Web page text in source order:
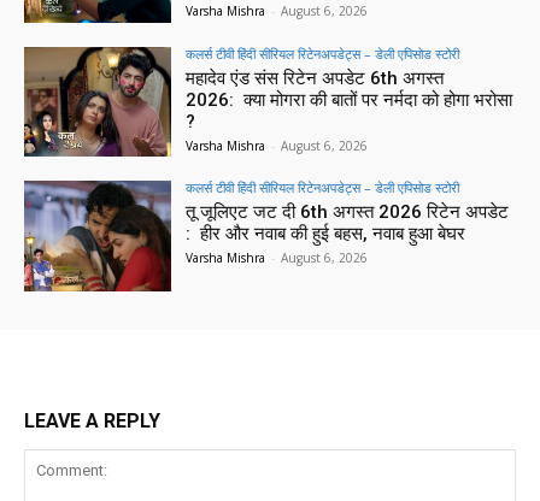
Varsha Mishra - August 6, 2026
कलर्स टीवी हिंदी सीरियल रिटेनअपडेट्स – डेली एपिसोड स्टोरी
महादेव एंड संस रिटेन अपडेट 6th अगस्त
2026: क्या मोगरा की बातों पर नर्मदा को होगा भरोसा
?
Varsha Mishra - August 6, 2026
कलर्स टीवी हिंदी सीरियल रिटेनअपडेट्स – डेली एपिसोड स्टोरी
तू जूलिएट जट दी 6th अगस्त 2026 रिटेन अपडेट
: हीर और नवाब की हुई बहस, नवाब हुआ बेघर
Varsha Mishra - August 6, 2026
LEAVE A REPLY